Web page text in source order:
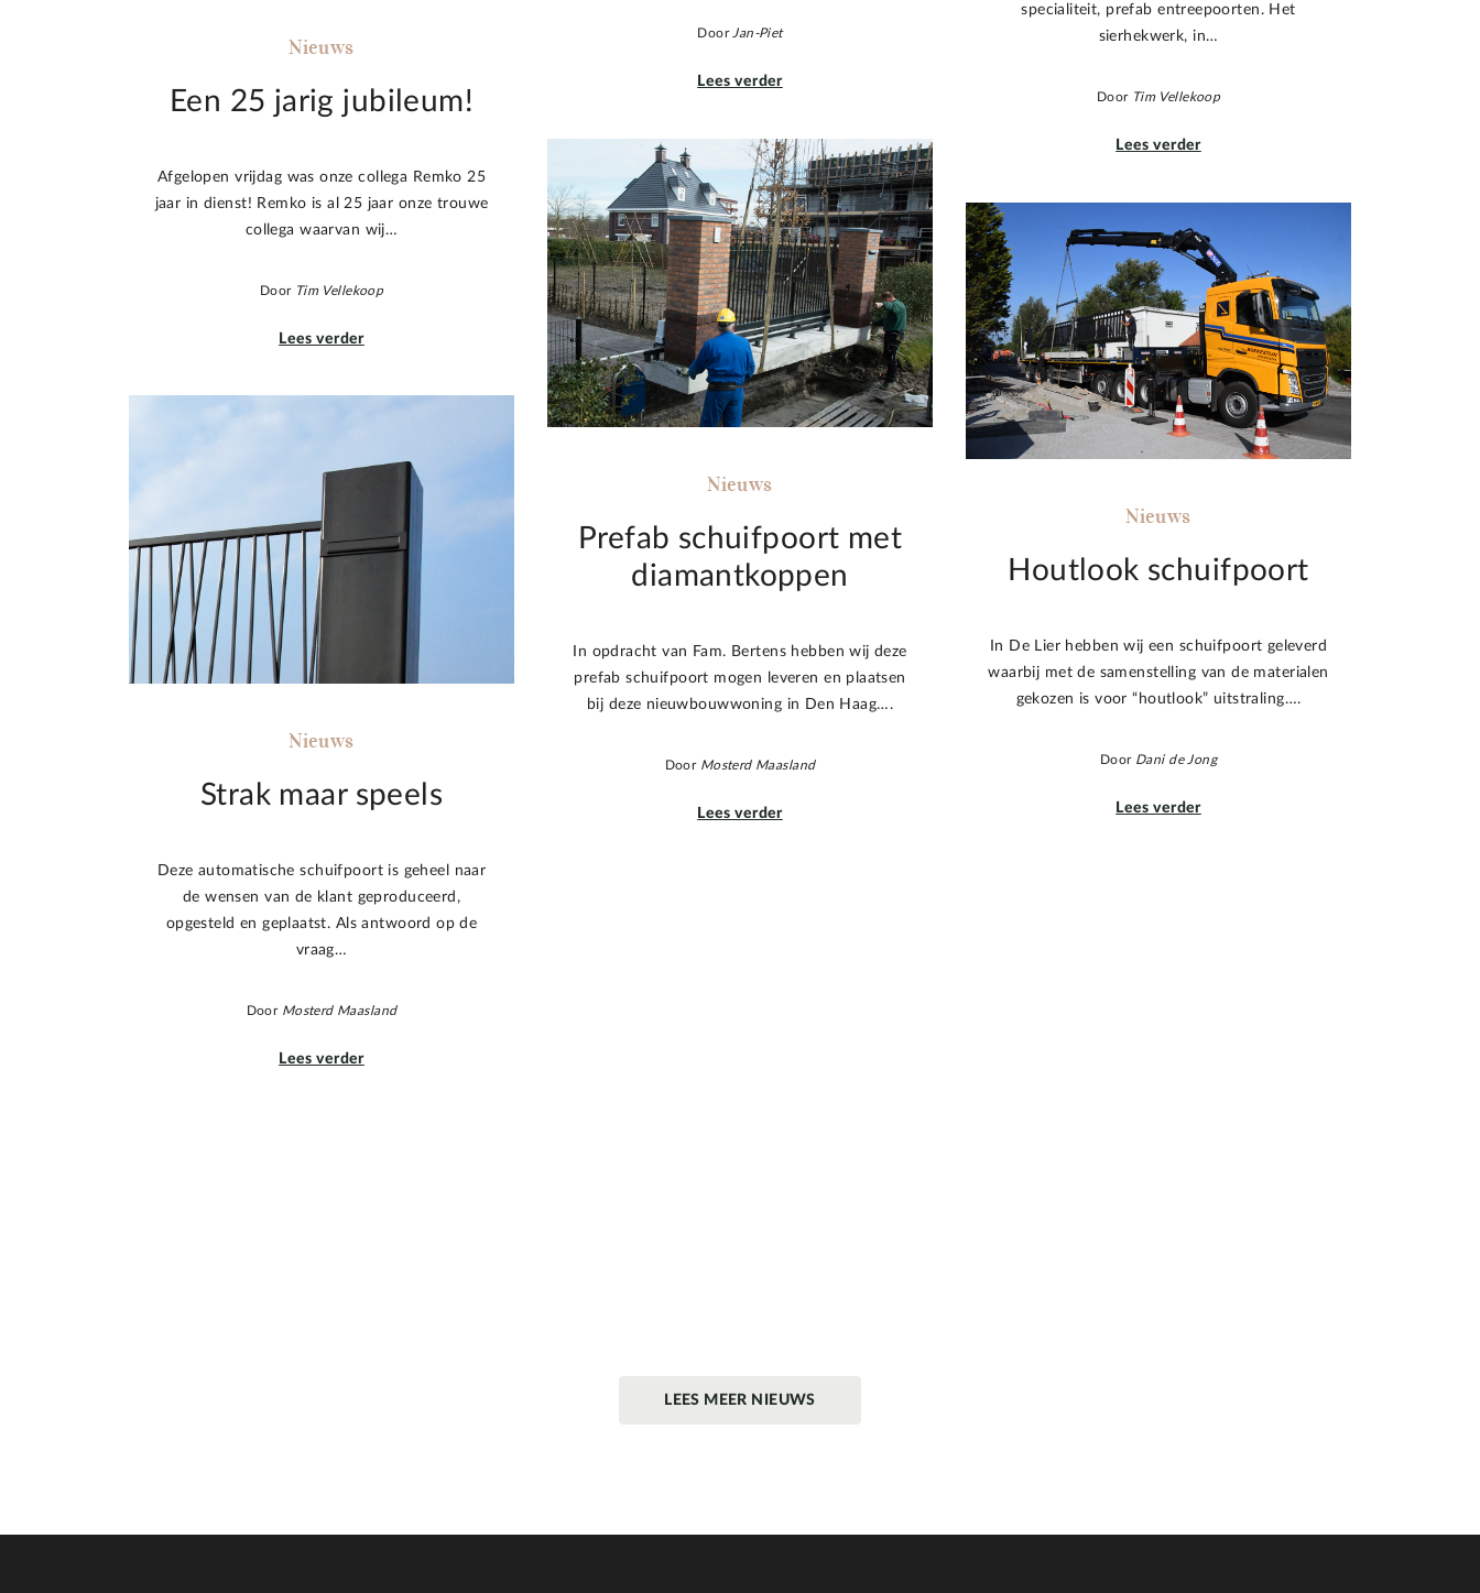
Nieuws
Een 25 jarig jubileum!
Afgelopen vrijdag was onze collega Remko 25
jaar in dienst! Remko is al 25 jaar onze trouwe
collega waarvan wij…
Door Tim Vellekoop
Lees verder
Door Jan-Piet
Lees verder
specialiteit, prefab entreepoorten. Het
sierhekwerk, in…
Door Tim Vellekoop
Lees verder
Nieuws
Prefab schuifpoort met
diamantkoppen
In opdracht van Fam. Bertens hebben wij deze
prefab schuifpoort mogen leveren en plaatsen
bij deze nieuwbouwwoning in Den Haag….
Door Mosterd Maasland
Lees verder
Nieuws
Houtlook schuifpoort
In De Lier hebben wij een schuifpoort geleverd
waarbij met de samenstelling van de materialen
gekozen is voor “houtlook” uitstraling….
Door Dani de Jong
Lees verder
Nieuws
Strak maar speels
Deze automatische schuifpoort is geheel naar
de wensen van de klant geproduceerd,
opgesteld en geplaatst. Als antwoord op de
vraag…
Door Mosterd Maasland
Lees verder
LEES MEER NIEUWS